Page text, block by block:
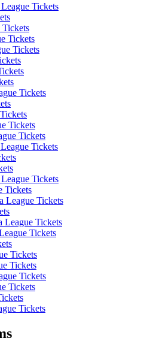
Tickets
Tickets
Tickets
Tickets
Tickets
Tickets
Tickets
Tickets
Tickets
Tickets
League Tickets
League Tickets
Tickets
Tickets
Tickets
Tickets
Tickets
Tickets